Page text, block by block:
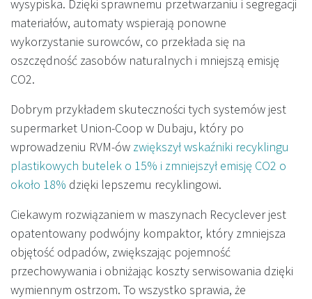
wysypiska. Dzięki sprawnemu przetwarzaniu i segregacji
materiałów, automaty wspierają ponowne
wykorzystanie surowców, co przekłada się na
oszczędność zasobów naturalnych i mniejszą emisję
CO2.
Dobrym przykładem skuteczności tych systemów jest
supermarket Union-Coop w Dubaju, który po
wprowadzeniu RVM-ów zwiększył wskaźniki recyklingu
plastikowych butelek o 15% i zmniejszył emisję CO2 o
około 18% dzięki lepszemu recyklingowi.
Ciekawym rozwiązaniem w maszynach Recyclever jest
opatentowany podwójny kompaktor, który zmniejsza
objętość odpadów, zwiększając pojemność
przechowywania i obniżając koszty serwisowania dzięki
wymiennym ostrzom. To wszystko sprawia, że